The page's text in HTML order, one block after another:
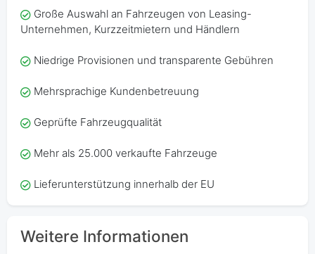
Große Auswahl an Fahrzeugen von Leasing-
Unternehmen, Kurzzeitmietern und Händlern
Niedrige Provisionen und transparente Gebühren
Mehrsprachige Kundenbetreuung
Geprüfte Fahrzeugqualität
Mehr als 25.000 verkaufte Fahrzeuge
Lieferunterstützung innerhalb der EU
Weitere Informationen